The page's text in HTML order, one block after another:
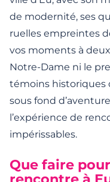
de modernité, ses
ruelles empreintes
vos moments à
Notre-Dame ni le
témoins historiques
sous fond
l’expérience de
impérissables.
Que faire